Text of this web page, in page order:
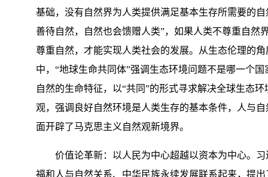
基础，没有自然界为人类提供满足基本生存所需要的
善待自然，自然也会馈赠人类”，如果人类不尊重自
尊重自然，才能实现人类社会的发展。从生态伦理的
中，“地球生命共同体”强调生态环境问题不是哪一个
自然的生命特征，以“共同”的形式寻求解决全球生态
观，强调良好自然环境是人类生存的基本条件，人与
面开辟了马克思主义自然观新境界。
价值论革新：以人民为中心超越以资本为中心。习
福和人与自然关系、中华民族永续发展联系起来，提